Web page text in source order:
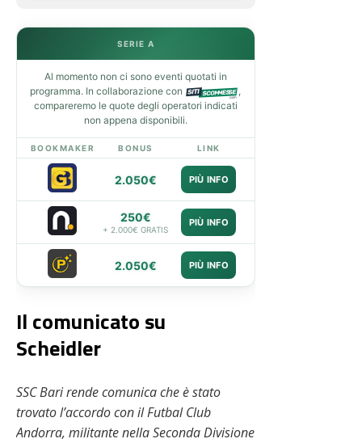
SERIE A
Al momento non ci sono eventi quotati in
programma. In collaborazione con
,
compareremo le quote degli operatori indicati
non appena disponibili.
BOOKMAKER BONUS LINK
2.050€ PIÙ INFO
250€
+ 2.000€ GRATIS
PIÙ INFO
2.050€ PIÙ INFO
Il comunicato su
Scheidler
SSC Bari rende comunica che è stato
trovato l’accordo con il Futbal Club
Andorra, militante nella Seconda Divisione